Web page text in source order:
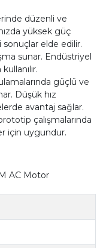
düzenli ve
yüksek güç
elde edilir.
sunar. Endüstriyel
güçlü ve
Düşük hız
avantaj sağlar.
çalışmalarında
için uygundur.
AC Motor